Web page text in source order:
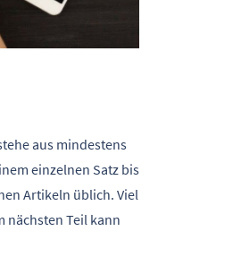
aus mindestens
einzelnen Satz bis
Artikeln üblich. Viel
nächsten Teil kann